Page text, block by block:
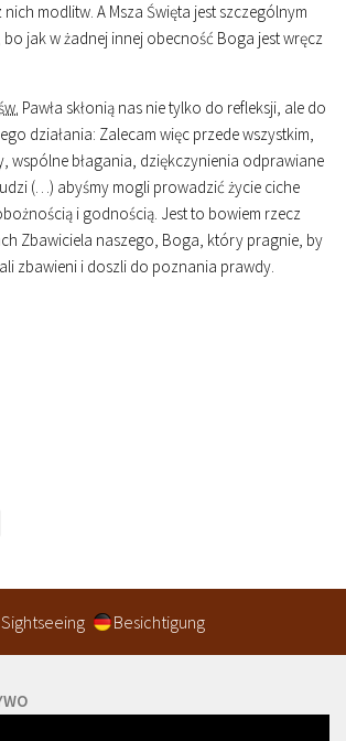
modlitw. A Msza Święta jest szczególnym
jak w żadnej innej obecność Boga jest wręcz
św. Pawła skłonią nas nie tylko do refleksji, ale do
działania: Zalecam więc przede wszystkim,
wspólne błagania, dziękczynienia odprawiane
(…) abyśmy mogli prowadzić życie ciche
i godnością. Jest to bowiem rzecz
Zbawiciela naszego, Boga, który pragnie, by
zbawieni i doszli do poznania prawdy.
Sightseeing Besichtigung